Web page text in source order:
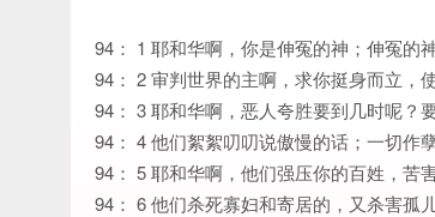
94： 1 耶和华啊，你是伸冤的神；伸冤的
94： 2 审判世界的主啊，求你挺身而立，
94： 3 耶和华啊，恶人夸胜要到几时呢？
94： 4 他们絮絮叨叨说傲慢的话；一切作
94： 5 耶和华啊，他们强压你的百姓，苦害
94： 6 他们杀死寡妇和寄居的，又杀害孤儿